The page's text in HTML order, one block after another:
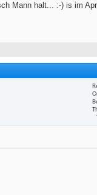
Mann halt... :-) is im